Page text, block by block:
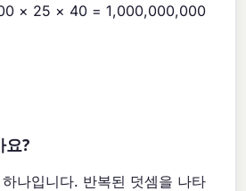
× 25 × 40 = 1,000,000,000
요?
나입니다. 반복된 덧셈을 나타